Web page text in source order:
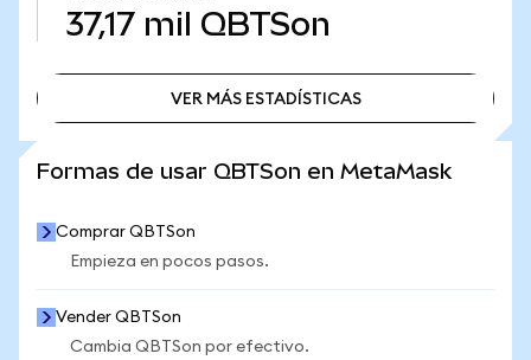
37,17 mil QBTSon
VER MÁS ESTADÍSTICAS
Formas de usar QBTSon en MetaMask
Comprar QBTSon
Empieza en pocos pasos.
Vender QBTSon
Cambia QBTSon por efectivo.